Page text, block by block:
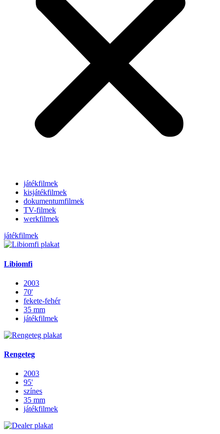
játékfilmek
kisjátékfilmek
dokumentumfilmek
TV-filmek
werkfilmek
játékfilmek
Libiomfi
2003
70'
fekete-fehér
35 mm
játékfilmek
Rengeteg
2003
95'
színes
35 mm
játékfilmek